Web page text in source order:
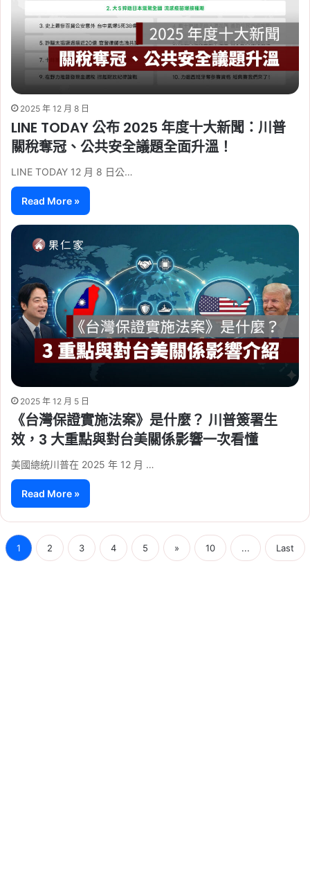
2025 年 12 月 8 日
LINE TODAY 公布 2025 年度十大新聞：川普
關稅奪冠、公共安全議題全面升溫！
LINE TODAY 12 月 8 日公…
Read More »
2025 年 12 月 5 日
《台灣保證實施法案》是什麼？ 川普簽署生
效，3 大重點與對台美關係影響一次看懂
美國總統川普在 2025 年 12 月 …
Read More »
1 2 3 4 5 » 10 ... Last